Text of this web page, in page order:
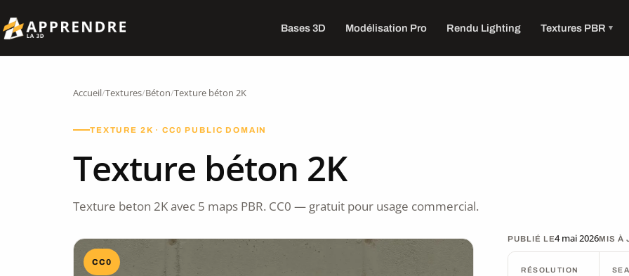
Bases 3D Modélisation Pro Rendu Lighting Textures PBR
Accueil/Textures/Béton/Texture béton 2K
TEXTURE 2K · CC0 PUBLIC DOMAIN
Texture béton 2K
Texture beton 2K avec 5 maps PBR. CC0 — gratuit pour usage commercial.
CC0
PUBLIÉ LE4 mai 2026MIS À
RÉSOLUTION